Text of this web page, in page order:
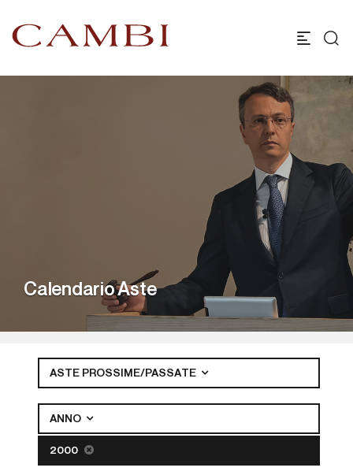
Calendario Aste
ASTE PROSSIME/PASSATE
ANNO
2000